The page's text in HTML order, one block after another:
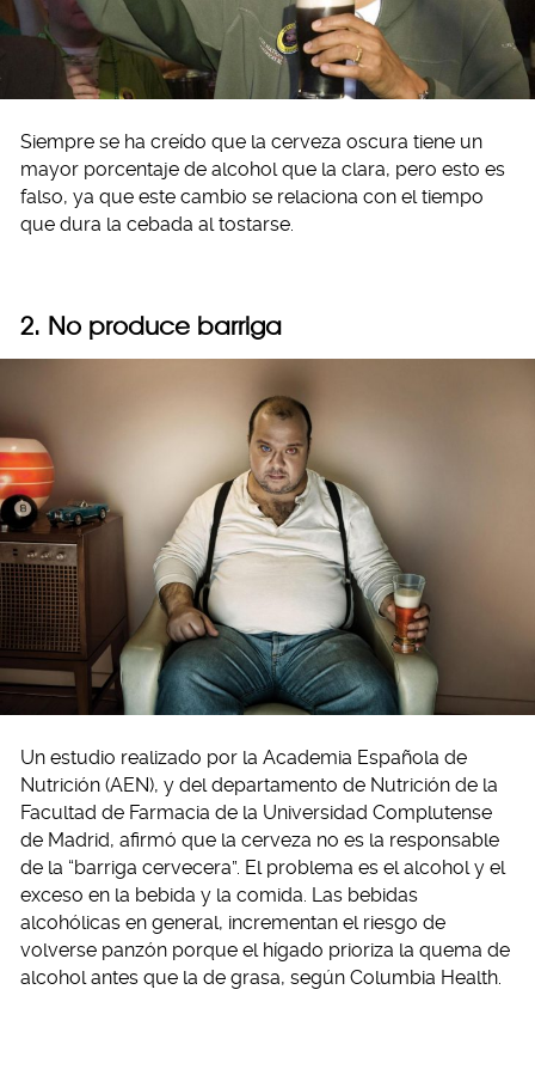
Siempre se ha creído que la cerveza oscura tiene un
mayor porcentaje de alcohol que la clara, pero esto es
falso, ya que este cambio se relaciona con el tiempo
que dura la cebada al tostarse.
2. No produce barriga
Un estudio realizado por la Academia Española de
Nutrición (AEN), y del departamento de Nutrición de la
Facultad de Farmacia de la Universidad Complutense
de Madrid, afirmó que la cerveza no es la responsable
de la “barriga cervecera”. El problema es el alcohol y el
exceso en la bebida y la comida. Las bebidas
alcohólicas en general, incrementan el riesgo de
volverse panzón porque el hígado prioriza la quema de
alcohol antes que la de grasa, según Columbia Health.